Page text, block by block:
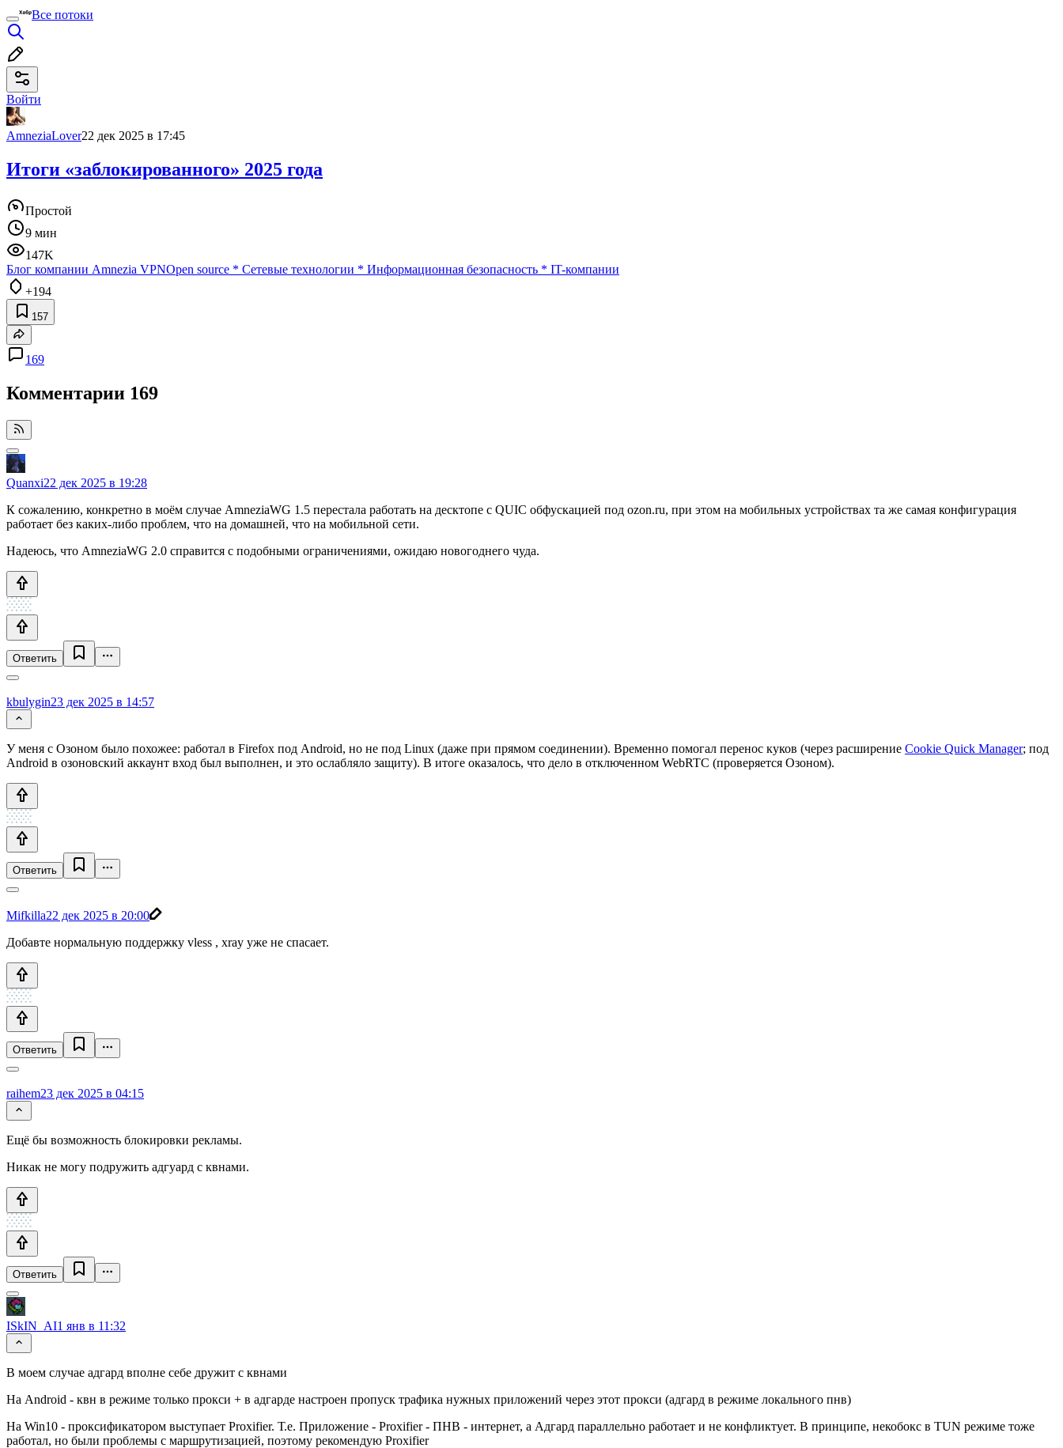
Все потоки
Войти
AmneziaLover22 дек 2025 в 17:45
Итоги «заблокированного» 2025 года
Простой
9 мин
147K
Блог компании Amnezia VPNOpen source * Сетевые технологии * Информационная безопасность * IT-компании
+194
157
169
Комментарии 169
Quanxi22 дек 2025 в 19:28
К сожалению, конкретно в моём случае AmneziaWG 1.5 перестала работать на десктопе с QUIC обфускацией под ozon.ru, при этом на мобильных устройствах та же самая конфигурация
работает без каких-либо проблем, что на домашней, что на мобильной сети.
Надеюсь, что AmneziaWG 2.0 справится с подобными ограничениями, ожидаю новогоднего чуда.
Ответить
kbulygin23 дек 2025 в 14:57
У меня с Озоном было похожее: работал в Firefox под Android, но не под Linux (даже при прямом соединении). Временно помогал перенос куков (через расширение Cookie Quick Manager; под
Android в озоновский аккаунт вход был выполнен, и это ослабляло защиту). В итоге оказалось, что дело в отключенном WebRTC (проверяется Озоном).
Ответить
Mifkilla22 дек 2025 в 20:00
Добавте нормальную поддержку vless , xray уже не спасает.
Ответить
raihem23 дек 2025 в 04:15
Ещё бы возможность блокировки рекламы.
Никак не могу подружить адгуард с квнами.
Ответить
ISkIN_AI1 янв в 11:32
В моем случае адгард вполне себе дружит с квнами
На Android - квн в режиме только прокси + в адгарде настроен пропуск трафика нужных приложений через этот прокси (адгард в режиме локального пнв)
На Win10 - проксификатором выступает Proxifier. Т.е. Приложение - Proxifier - ПНВ - интернет, а Адгард параллельно работает и не конфликтует. В принципе, некобокс в TUN режиме тоже
работал, но были проблемы с маршрутизацией, поэтому рекомендую Proxifier